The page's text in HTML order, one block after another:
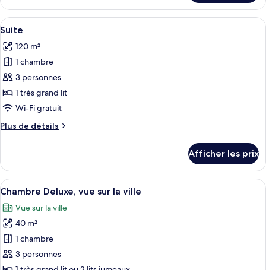
Suite
(Penthouse)
Afficher
toutes
les
photos
pour
ce
type
chambre :
Une chambre d’hôtel avec un grand
10
Suite
120 m²
1 chambre
3 personnes
1 très grand lit
Wi-Fi gratuit
Plus de détails
Plus
Suite
Afficher les prix
Afficher
toutes
les
photos
pour
ce
type
Une chambre d’hôtel avec un
5
Chambre Deluxe, vue sur la ville
Vue sur la ville
40 m²
1 chambre
3 personnes